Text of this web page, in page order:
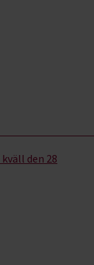
den 28